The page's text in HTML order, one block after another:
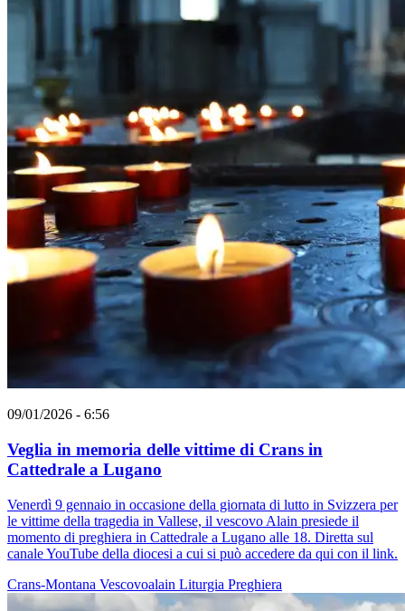
09/01/2026 - 6:56
Veglia in memoria delle vittime di Crans in
Cattedrale a Lugano
Venerdì 9 gennaio in occasione della giornata di lutto in Svizzera per
le vittime della tragedia in Vallese, il vescovo Alain presiede il
momento di preghiera in Cattedrale a Lugano alle 18. Diretta sul
canale YouTube della diocesi a cui si può accedere da qui con il link.
Crans-Montana Vescovoalain Liturgia Preghiera